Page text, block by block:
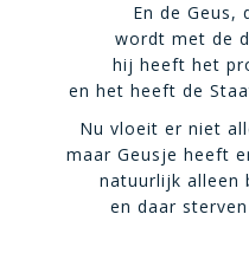
En de Geus,
wordt met de
hij heeft het
en het heeft de
Nu vloeit er niet
maar Geusje heeft
natuurlijk alleen
en daar